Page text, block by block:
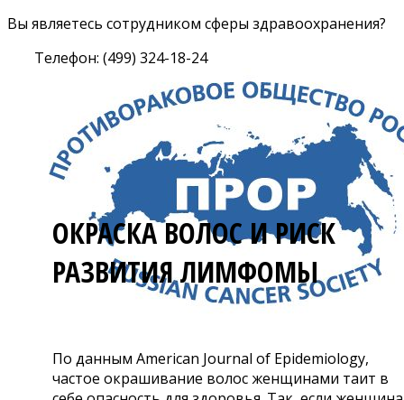
Вы являетесь сотрудником сферы здравоохранения?
Телефон: (499) 324-18-24
ОКРАСКА ВОЛОС И РИСК
РАЗВИТИЯ ЛИМФОМЫ
По данным American Journal of Epidemiology,
частое окрашивание волос женщинами таит в